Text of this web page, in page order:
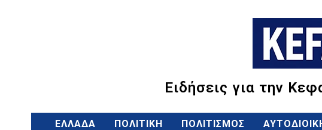
Ειδήσεις για την
ΕΛΛΑΔΑ ΠΟΛΙΤΙΚΗ ΠΟΛΙΤΙΣΜΟΣ